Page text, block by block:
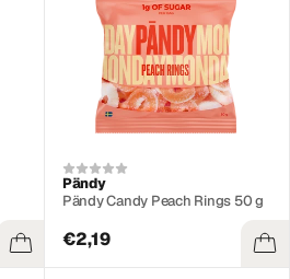
Pändy
Pändy Candy Peach Rings 50 g
€2,19